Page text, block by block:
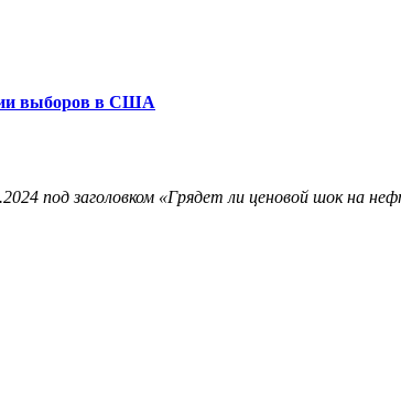
выборов в США
под заголовком «Грядет ли ценовой шок на